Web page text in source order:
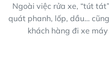
Ngoài việc rửa xe, “tút
quát phanh, lốp, dầu…
khách hàng đi xe